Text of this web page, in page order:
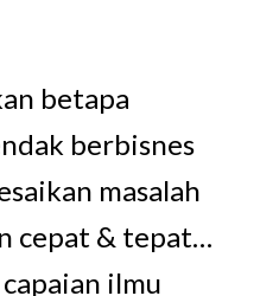
betapa
berbisnes
masalah
cepat & tepat…
ilmu